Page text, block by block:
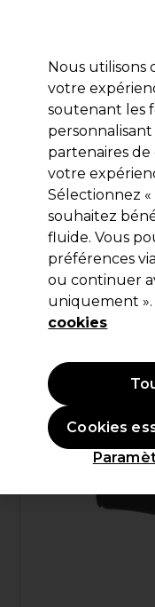
Marques Bons plans
Barnum
Barnum
Noir &
(2)
102,69 €171,15 €
123,23 €TVA incluse)
OFFRE
Nous utilisons
votre
soutenant les
partenaires
votre
Sélectionnez
souhaitez
fluide. Vous
préférences
ou continuer
uniquement ».
cookies
Cookies